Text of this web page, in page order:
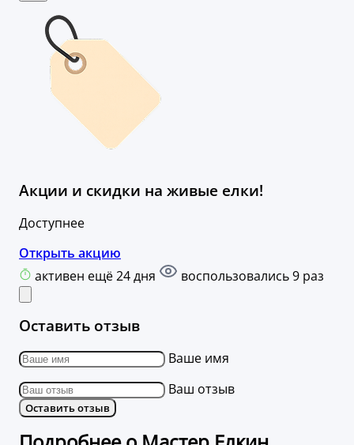
Акции и скидки на живые елки!
Доступнее
Открыть акцию
активен ещё 24 дня
воспользовались 9 раз
Оставить отзыв
Ваше имя
Ваш отзыв
Оставить отзыв